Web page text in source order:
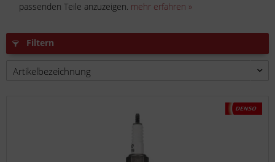
passenden Teile anzuzeigen. mehr erfahren »
Filtern